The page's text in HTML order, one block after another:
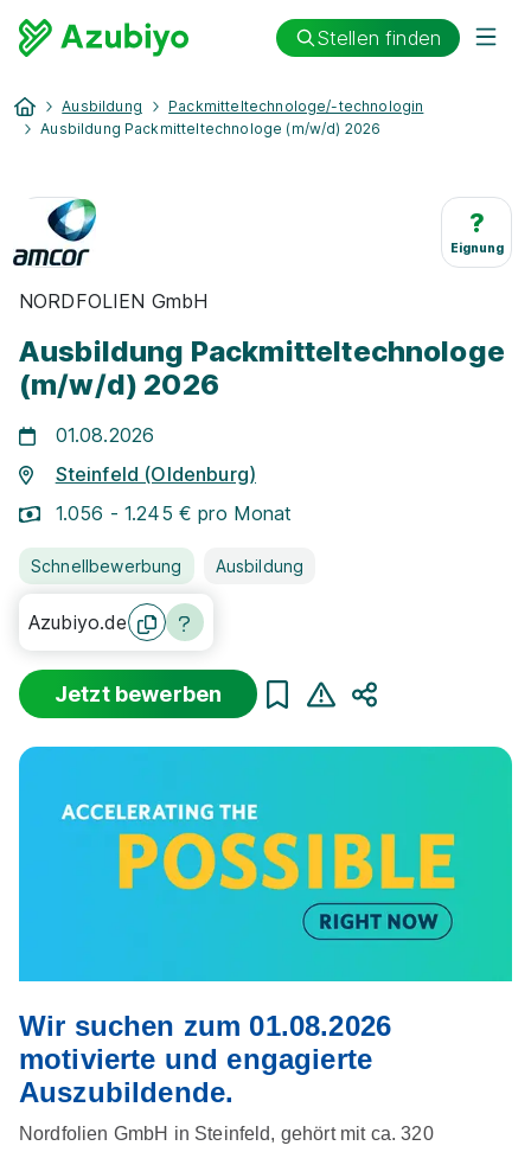
Stellen finden
Ausbildung
Packmitteltechnologe/-technologin
Ausbildung Packmitteltechnologe (m/w/d) 2026
?
Eignung
NORDFOLIEN GmbH
Ausbildung Packmitteltechnologe
(m/w/d) 2026
01.08.2026
Steinfeld (Oldenburg)
1.056 - 1.245 € pro Monat
Schnellbewerbung Ausbildung
Azubiyo.de
Jetzt bewerben
Wir suchen zum 01.08.2026
motivierte und engagierte
Auszubildende.
Nordfolien GmbH in Steinfeld, gehört mit ca. 320